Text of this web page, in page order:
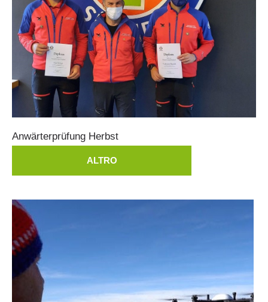
Anwärterprüfung Herbst
ALTRO